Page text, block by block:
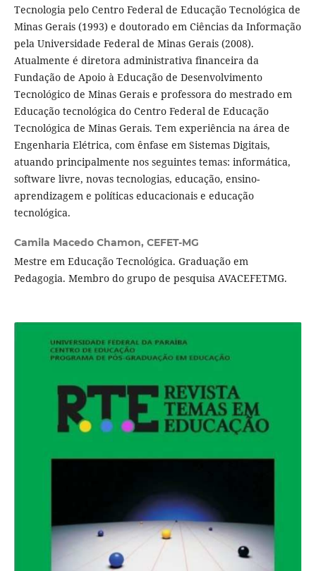
Tecnologia pelo Centro Federal de Educação Tecnológica de
Minas Gerais (1993) e doutorado em Ciências da Informação
pela Universidade Federal de Minas Gerais (2008).
Atualmente é diretora administrativa financeira da
Fundação de Apoio à Educação de Desenvolvimento
Tecnológico de Minas Gerais e professora do mestrado em
Educação tecnológica do Centro Federal de Educação
Tecnológica de Minas Gerais. Tem experiência na área de
Engenharia Elétrica, com ênfase em Sistemas Digitais,
atuando principalmente nos seguintes temas: informática,
software livre, novas tecnologias, educação, ensino-
aprendizagem e políticas educacionais e educação
tecnológica.
Camila Macedo Chamon, CEFET-MG
Mestre em Educação Tecnológica. Graduação em
Pedagogia. Membro do grupo de pesquisa AVACEFETMG.